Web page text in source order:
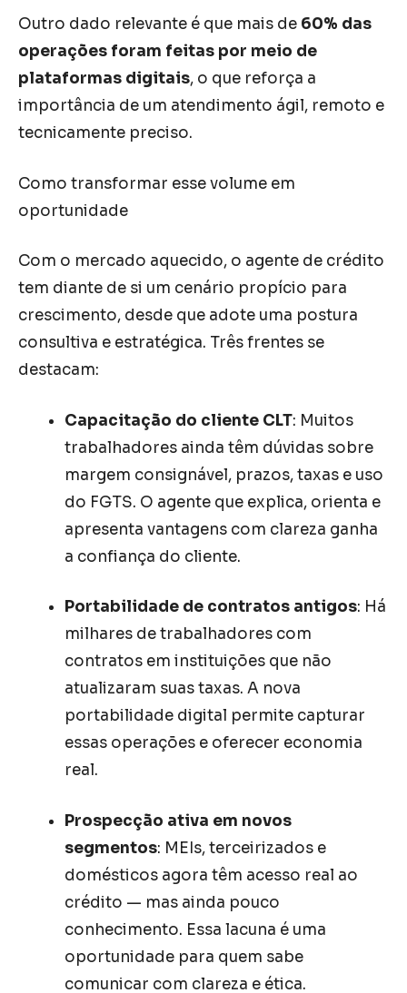
Outro dado relevante é que mais de 60% das
operações foram feitas por meio de
plataformas digitais, o que reforça a
importância de um atendimento ágil, remoto e
tecnicamente preciso.
Como transformar esse volume em
oportunidade
Com o mercado aquecido, o agente de crédito
tem diante de si um cenário propício para
crescimento, desde que adote uma postura
consultiva e estratégica. Três frentes se
destacam:
Capacitação do cliente CLT: Muitos
trabalhadores ainda têm dúvidas sobre
margem consignável, prazos, taxas e uso
do FGTS. O agente que explica, orienta e
apresenta vantagens com clareza ganha
a confiança do cliente.
Portabilidade de contratos antigos: Há
milhares de trabalhadores com
contratos em instituições que não
atualizaram suas taxas. A nova
portabilidade digital permite capturar
essas operações e oferecer economia
real.
Prospecção ativa em novos
segmentos: MEIs, terceirizados e
domésticos agora têm acesso real ao
crédito — mas ainda pouco
conhecimento. Essa lacuna é uma
oportunidade para quem sabe
comunicar com clareza e ética.